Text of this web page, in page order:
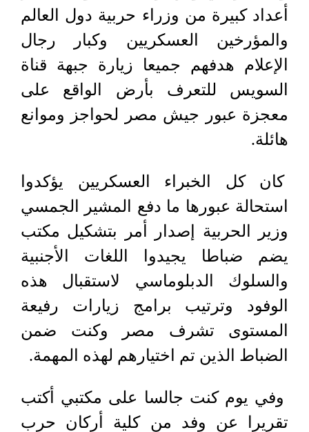
أعداد كبيرة من وزراء حربية دول العالم
والمؤرخين العسكريين وكبار رجال
الإعلام هدفهم جميعا زيارة جبهة قناة
السويس للتعرف بأرض الواقع على
معجزة عبور جيش مصر لحواجز وموانع
هائلة.
كان كل الخبراء العسكريين يؤكدوا
استحالة عبورها ما دفع المشير الجمسي
وزير الحربية إصدار أمر بتشكيل مكتب
يضم ضباطا يجيدوا اللغات الأجنبية
والسلوك الدبلوماسي لاستقبال هذه
الوفود وترتيب برامج زيارات رفيعة
المستوى تشرف مصر وكنت ضمن
الضباط الذين تم اختيارهم لهذه المهمة.
وفي يوم كنت جالسا على مكتبي أكتب
تقريرا عن وفد من كلية أركان حرب